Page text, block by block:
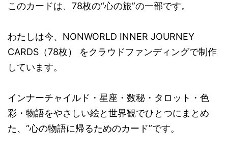
このカードは、78枚の“心の旅”の一部です。
わたしは今、NONWORLD INNER JOURNEY
CARDS（78枚） をクラウドファンディングで制作
しています。
インナーチャイルド・星座・数秘・タロット・色
彩・物語をやさしい絵と世界観でひとつにまとめ
た、“心の物語に帰るためのカード”です。